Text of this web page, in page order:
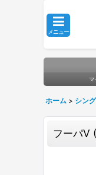
メニュー
マ
ホーム > シン
フーパV